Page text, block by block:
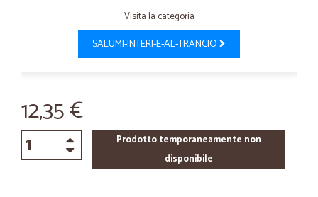
Visita la categoria
SALUMI-INTERI-E-AL-TRANCIO
12,35 €
Prodotto temporaneamente non
disponibile